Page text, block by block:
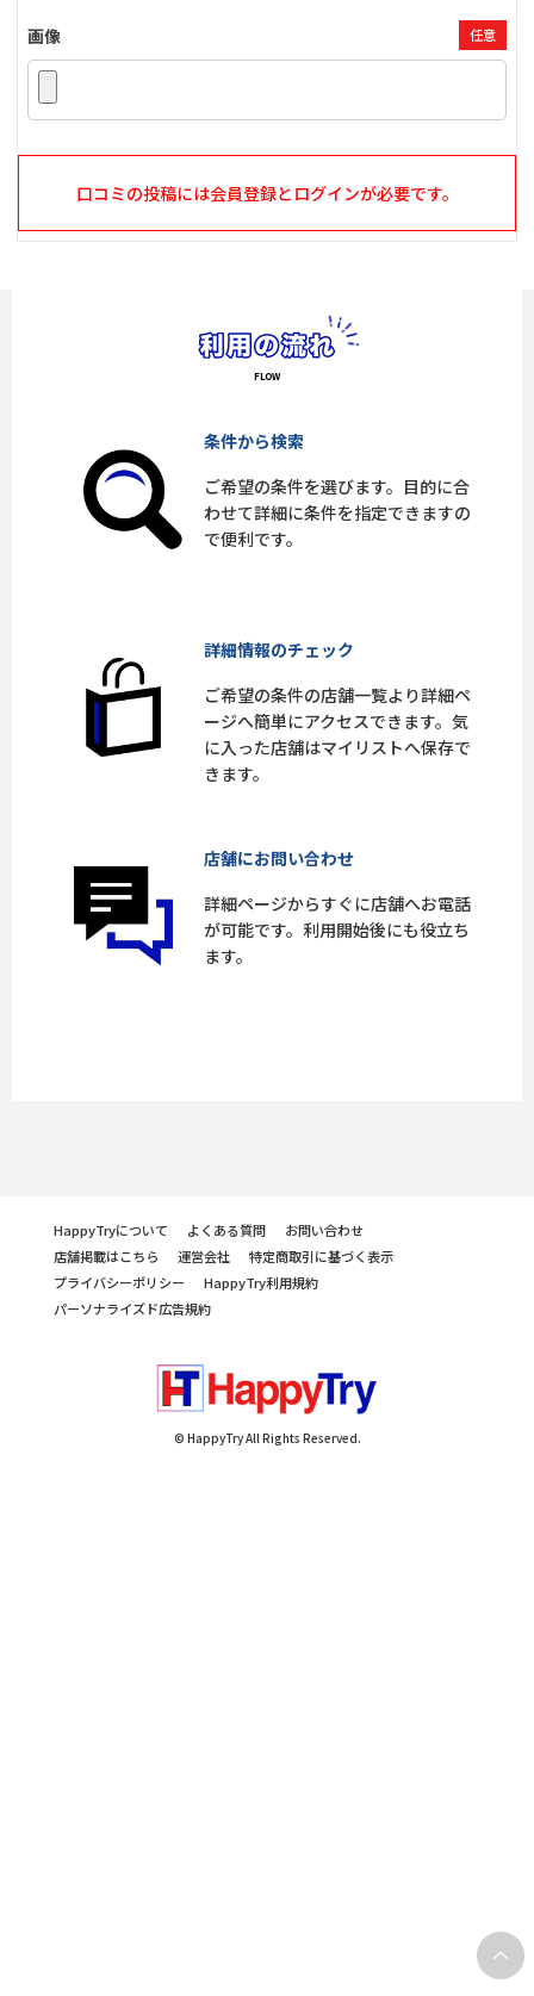
画像 任意
口コミの投稿には会員登録とログインが必要です。
条件から検索
ご希望の条件を選びます。目的に合
わせて詳細に条件を指定できますの
で便利です。
詳細情報のチェック
ご希望の条件の店舗一覧より詳細ペ
ージへ簡単にアクセスできます。気
に入った店舗はマイリストへ保存で
きます。
店舗にお問い合わせ
詳細ページからすぐに店舗へお電話
が可能です。利用開始後にも役立ち
ます。
HappyTryについて よくある質問
お問い合わせ
店舗掲載はこちら
運営会社
特定商取引に基づく表示
プライバシーポリシー
HappyTry利用規約
パーソナライズド広告規約
© HappyTry All Rights Reserved.